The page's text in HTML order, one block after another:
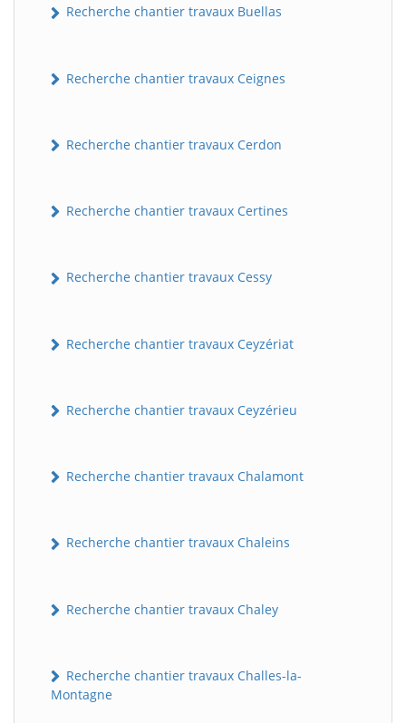
Recherche chantier travaux Buellas
Recherche chantier travaux Ceignes
Recherche chantier travaux Cerdon
Recherche chantier travaux Certines
Recherche chantier travaux Cessy
Recherche chantier travaux Ceyzériat
Recherche chantier travaux Ceyzérieu
Recherche chantier travaux Chalamont
Recherche chantier travaux Chaleins
Recherche chantier travaux Chaley
Recherche chantier travaux Challes-la-
Montagne